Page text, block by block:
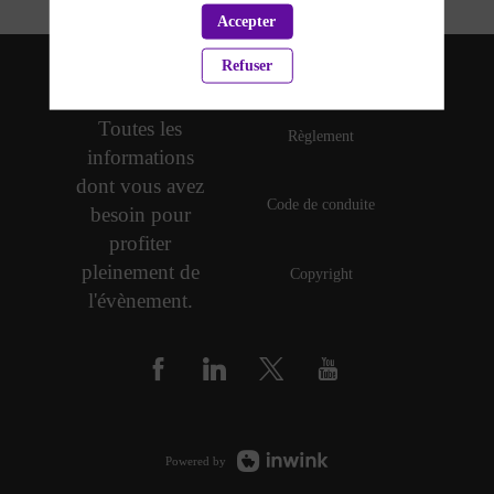
Toutes les
informations
dont vous avez
besoin pour
profiter
pleinement de
l'évènement.
Politique de confidentialité
Règlement
Code de conduite
Copyright
Powered by
Accepter
Refuser